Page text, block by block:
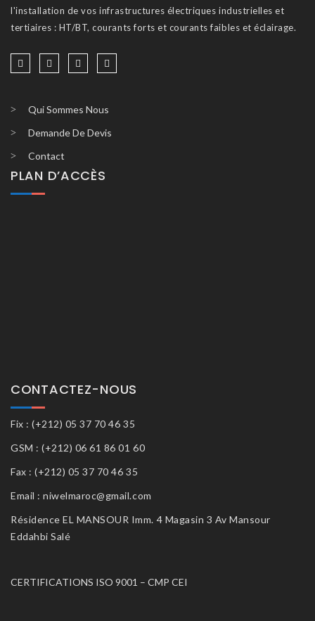
l'installation de vos infrastructures électriques industrielles et
tertiaires : HT/BT, courants forts et courants faibles et éclairage.
Qui Sommes Nous
Demande De Devis
Contact
PLAN D’ACCÈS
CONTACTEZ-NOUS
Fix : (+212) 05 37 70 46 35
GSM : (+212) 06 61 86 01 60
Fax : (+212) 05 37 70 46 35
Email : niwelmaroc@gmail.com
Résidence EL MANSOUR Imm. 4 Magasin 3 Av Mansour
Eddahbi Salé
CERTIFICATIONS ISO 9001 – CMP CEI